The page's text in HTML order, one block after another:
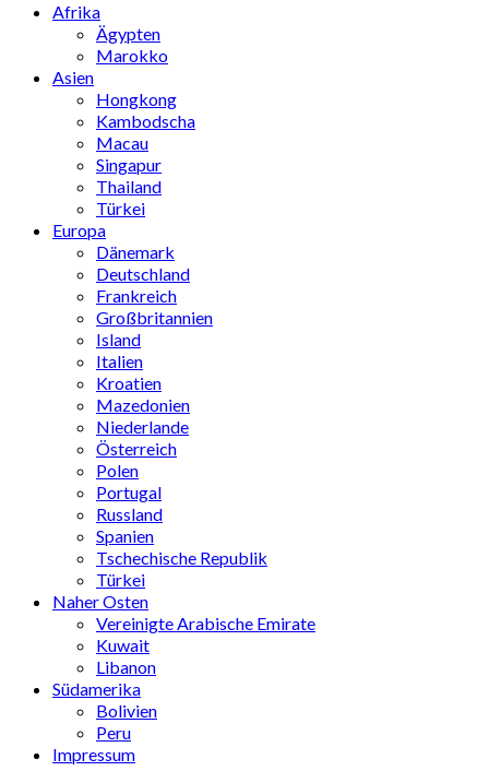
Afrika
Ägypten
Marokko
Asien
Hongkong
Kambodscha
Macau
Singapur
Thailand
Türkei
Europa
Dänemark
Deutschland
Frankreich
Großbritannien
Island
Italien
Kroatien
Mazedonien
Niederlande
Österreich
Polen
Portugal
Russland
Spanien
Tschechische Republik
Türkei
Naher Osten
Vereinigte Arabische Emirate
Kuwait
Libanon
Südamerika
Bolivien
Peru
Impressum